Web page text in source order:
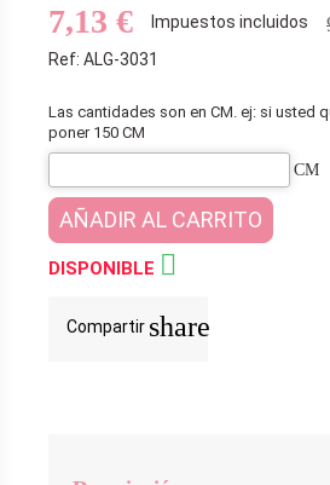
7,13 € Impuestos incluidos
Ref: ALG-3031
Las cantidades son en CM. ej: si usted
poner 150 CM
CM
AÑADIR AL CARRITO
DISPONIBLE 
Compartir share